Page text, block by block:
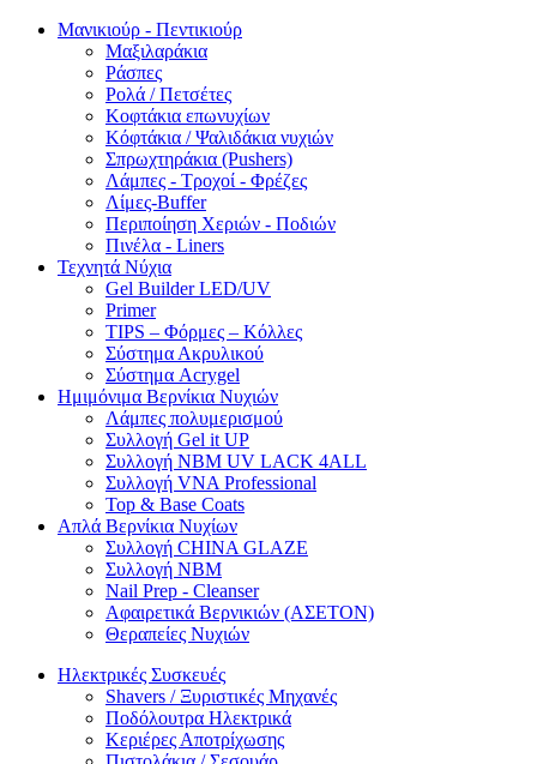
Μανικιούρ - Πεντικιούρ
Μαξιλαράκια
Ράσπες
Ρολά / Πετσέτες
Κοφτάκια επωνυχίων
Κόφτάκια / Ψαλιδάκια νυχιών
Σπρωχτηράκια (Pushers)
Λάμπες - Τροχοί - Φρέζες
Λίμες-Buffer
Περιποίηση Χεριών - Ποδιών
Πινέλα - Liners
Τεχνητά Νύχια
Gel Builder LED/UV
Primer
TIPS – Φόρμες – Κόλλες
Σύστημα Ακρυλικού
Σύστημα Acrygel
Ημιμόνιμα Βερνίκια Νυχιών
Λάμπες πολυμερισμού
Συλλογή Gel it UP
Συλλογή NBM UV LACK 4ALL
Συλλογή VNA Professional
Top & Base Coats
Απλά Βερνίκια Νυχίων
Συλλογή CHINA GLAZE
Συλλογή NBM
Nail Prep - Cleanser
Αφαιρετικά Βερνικιών (ΑΣΕΤΟΝ)
Θεραπείες Νυχιών
Ηλεκτρικές Συσκευές
Shavers / Ξυριστικές Μηχανές
Ποδόλουτρα Ηλεκτρικά
Κεριέρες Αποτρίχωσης